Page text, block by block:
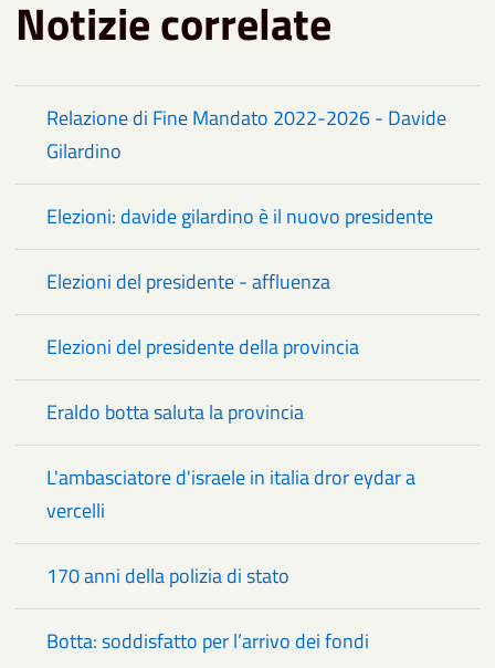
Notizie correlate
Relazione di Fine Mandato 2022-2026 - Davide
Gilardino
Elezioni: davide gilardino è il nuovo presidente
Elezioni del presidente - affluenza
Elezioni del presidente della provincia
Eraldo botta saluta la provincia
L'ambasciatore d'israele in italia dror eydar a
vercelli
170 anni della polizia di stato
Botta: soddisfatto per l’arrivo dei fondi